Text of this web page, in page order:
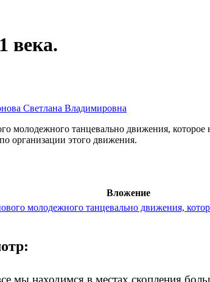
века.
Светлана Владимировна
молодежного танцевально движения,
организации этого движения.
Вложение
молодежного танцевально движения,
мы находимся в местах скопления